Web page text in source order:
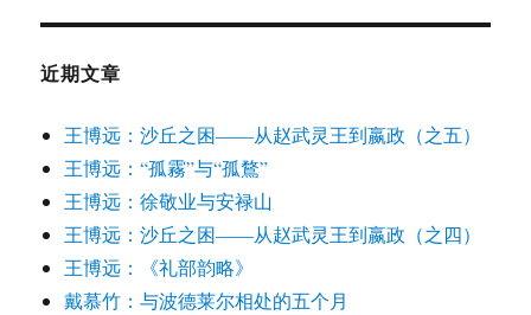
近期文章
王博远：沙丘之困——从赵武灵王到嬴政（之五）
王博远：“孤霧”与“孤鶩”
王博远：徐敬业与安禄山
王博远：沙丘之困——从赵武灵王到嬴政（之四）
王博远：《礼部韵略》
戴慕竹：与波德莱尔相处的五个月